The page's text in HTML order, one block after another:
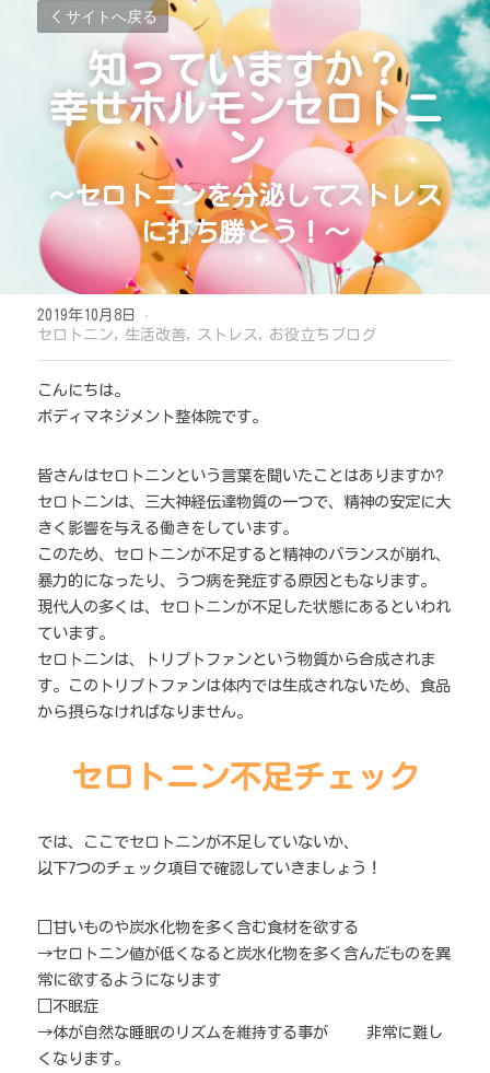
サイトへ戻る
知っていますか？
幸せホルモンセロトニ
ン
〜セロトニンを分泌してストレス
に打ち勝とう！〜
2019年10月8日
·
セロトニン, 生活改善, ストレス, お役立ちブログ
こんにちは。
ボディマネジメント整体院です。
皆さんはセロトニンという言葉を聞いたことはありますか?
セロトニンは、三大神経伝達物質の一つで、精神の安定に大
きく影響を与える働きをしています。
このため、セロトニンが不足すると精神のバランスが崩れ、
暴力的になったり、うつ病を発症する原因ともなります。
現代人の多くは、セロトニンが不足した状態にあるといわれ
ています。
セロトニンは、トリプトファンという物質から合成されま
す。このトリプトファンは体内では生成されないため、食品
から摂らなければなりません。
セロトニン不足チェック
では、ここでセロトニンが不足していないか、
以下7つのチェック項目で確認していきましょう！
□甘いものや炭水化物を多く含む食材を欲する
→セロトニン値が低くなると炭水化物を多く含んだものを異
常に欲するようになります
□不眠症
→体が自然な睡眠のリズムを維持する事が     非常に難し
くなります。